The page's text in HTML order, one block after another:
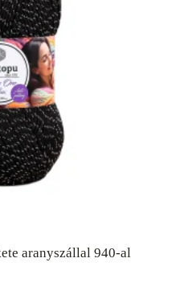
aranyszállal 940-al